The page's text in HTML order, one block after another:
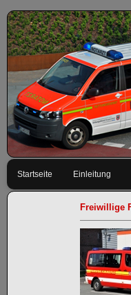
Navigation
Startseite Einleitung
Freiwillige